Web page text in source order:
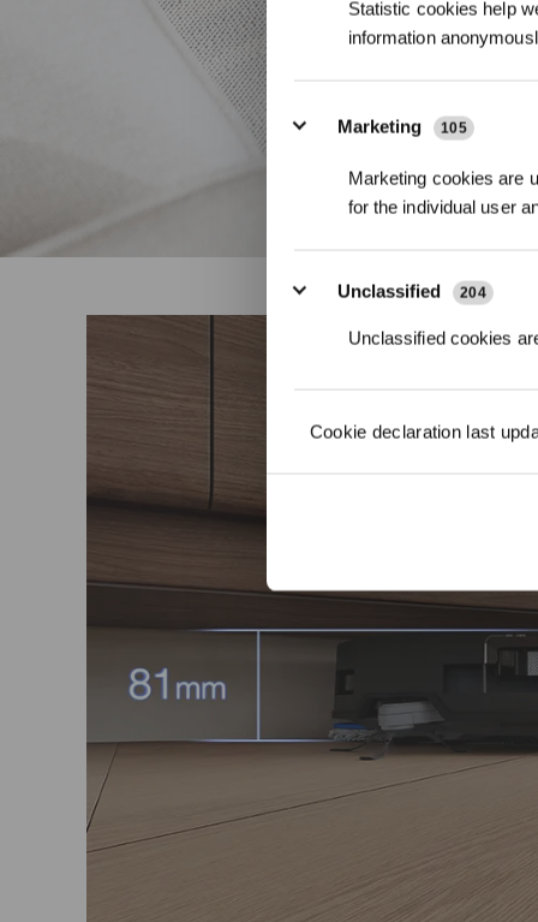
Statistic cookies help
information
Marketing 105
Marketing cookies are
for the individual user
Unclassified 204
Unclassified cookies
Cookie declaration last